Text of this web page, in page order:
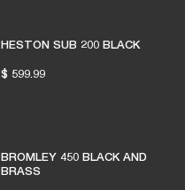
HESTON SUB 200 BLACK
$ 599.99
BROMLEY 450 BLACK AND
BRASS